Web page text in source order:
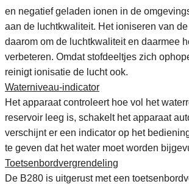
en negatief geladen ionen in de
aan de luchtkwaliteit. Het ioniseren van
daarom om de luchtkwaliteit en daarmee
verbeteren. Omdat stofdeeltjes zich
reinigt ionisatie de lucht ook.
Waterniveau-indicator
Het apparaat controleert hoe vol het
reservoir leeg is, schakelt het apparaat
verschijnt er een indicator op het
te geven dat het water moet worden
Toetsenbordvergrendeling
De B280 is uitgerust met een